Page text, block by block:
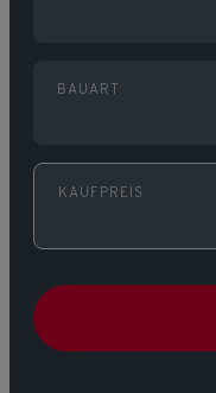
BAUART
KAUFPREIS